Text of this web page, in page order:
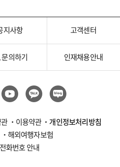
지사항 고객센터
문의하기 인재채용안내
이용약관
개인정보처리방침
해외여행자보험
화번호 안내